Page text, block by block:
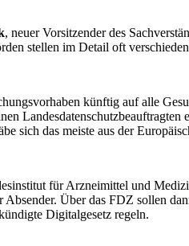
, neuer Vorsitzender des
stellen im Detail oft
künftig auf alle
sich das meiste aus der
für Arzneimittel und
Über das FDZ sollen
Digitalgesetz regeln.